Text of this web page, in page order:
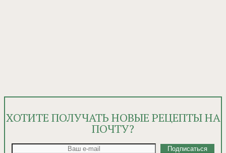
ХОТИТЕ ПОЛУЧАТЬ НОВЫЕ РЕЦЕПТЫ НА
ПОЧТУ?